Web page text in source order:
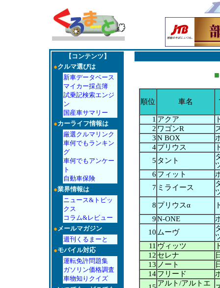
【コンテンツ】
●クルマ選びは
新車データベース
マイカー採点簿
試乗記検索エンジ
ン
国産車サマリー
●カーライフ情報は
厳選クルマリンク
車何でもランキン
グ
車何でもアンケー
ト
自動車保険
●業界情報は
ニュース&トピッ
クス
コラム&レビュー
●メールマガジン
週刊くるまーと
●モバイル対応
運転免許問題集
ガソリン価格調査
車物知りクイズ
■
順位 車名
1 アクア
2 ワゴンR
3N BOX
4 プリウス
5 タント
6 フィット
7 ミライース
8 プリウスα
9N-ONE
10 ムーヴ
11 ヴィッツ
12 セレナ
13 ノート
14 フリード
アルト/アルトエ